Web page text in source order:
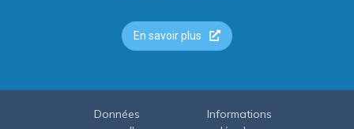
En savoir plus
Données
Informations